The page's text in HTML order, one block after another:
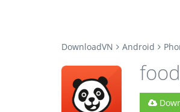
DownloadVN Android